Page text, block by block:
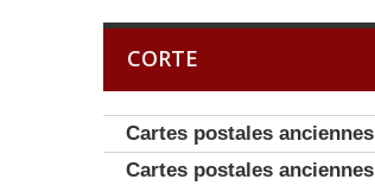
CORTE
Cartes postales anciennes
Cartes postales anciennes